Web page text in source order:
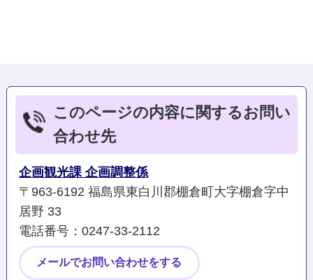
このページの内容に関するお問い
合わせ先
企画観光課 企画調整係
〒963-6192 福島県東白川郡棚倉町大字棚倉字中
居野 33
電話番号：0247‐33‐2112
メールでお問い合わせをする